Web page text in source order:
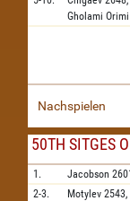
Gholami Orimi
Nachspielen
50TH SITGES
1. Jacobson 2601
2-3.
Motylev 2543,